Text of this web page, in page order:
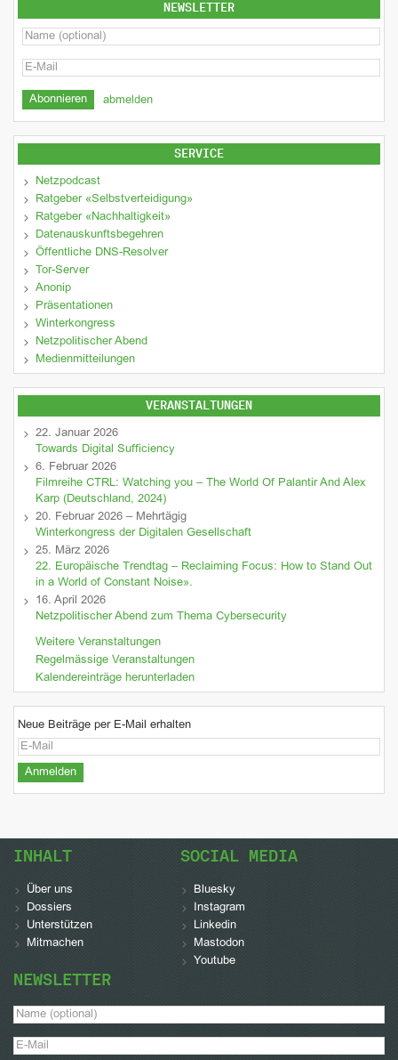
NEWSLETTER
abmelden
SERVICE
Netzpodcast
Ratgeber «Selbstverteidigung»
Ratgeber «Nachhaltigkeit»
Datenauskunftsbegehren
Öffentliche DNS-Resolver
Tor-Server
Anonip
Präsentationen
Winterkongress
Netzpolitischer Abend
Medienmitteilungen
VERANSTALTUNGEN
22. Januar 2026
Towards Digital Sufficiency
6. Februar 2026
Filmreihe CTRL: Watching you – The World Of Palantir And Alex
Karp (Deutschland, 2024)
20. Februar 2026 – Mehrtägig
Winterkongress der Digitalen Gesellschaft
25. März 2026
22. Europäische Trendtag – Reclaiming Focus: How to Stand Out
in a World of Constant Noise».
16. April 2026
Netzpolitischer Abend zum Thema Cybersecurity
Weitere Veranstaltungen
Regelmässige Veranstaltungen
Kalendereinträge herunterladen
Neue Beiträge per E-Mail erhalten
INHALT
Über uns
Dossiers
Unterstützen
Mitmachen
SOCIAL MEDIA
Bluesky
Instagram
Linkedin
Mastodon
Youtube
NEWSLETTER